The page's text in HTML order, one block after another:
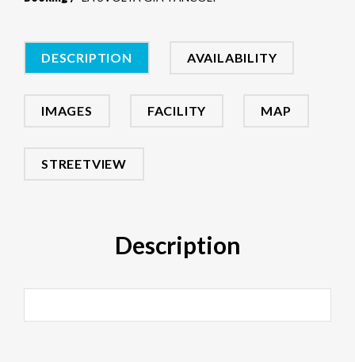
DESCRIPTION AVAILABILITY
IMAGES FACILITY MAP
STREETVIEW
Description